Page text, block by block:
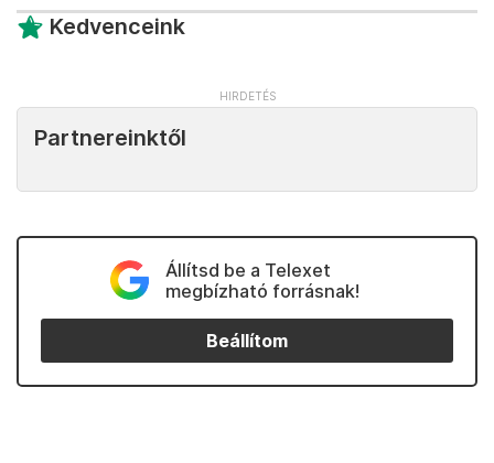
Kedvenceink
Partnereinktől
Állítsd be a Telexet
megbízható forrásnak!
Beállítom